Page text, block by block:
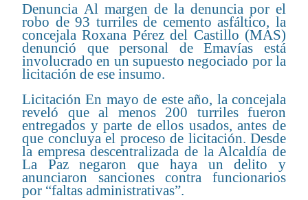
Denuncia Al margen de la denuncia por el
robo de 93 turriles de cemento asfáltico, la
concejala Roxana Pérez del Castillo (MAS)
denunció que personal de Emavías está
involucrado en un supuesto negociado por la
licitación de ese insumo.
Licitación En mayo de este año, la concejala
reveló que al menos 200 turriles fueron
entregados y parte de ellos usados, antes de
que concluya el proceso de licitación. Desde
la empresa descentralizada de la Alcaldía de
La Paz negaron que haya un delito y
anunciaron sanciones contra funcionarios
por “faltas administrativas”.